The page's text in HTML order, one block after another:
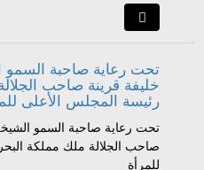
تحت رعاية صاحبة السمو
خليفة قرينة صاحب
رئيسة المجلس الأعلى
تحت رعاية صاحبة السمو
صاحب الجلالة ملك مملكة
للمرأة